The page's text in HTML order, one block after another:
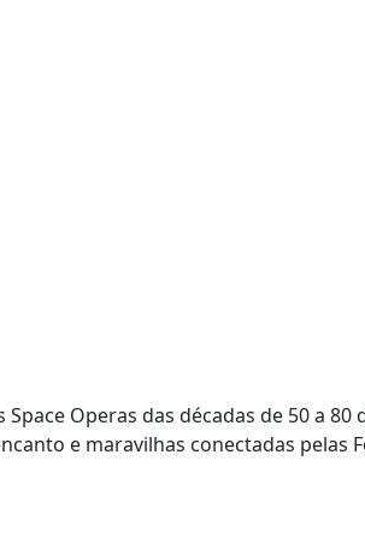
Space Operas das décadas de 50
e maravilhas conectadas